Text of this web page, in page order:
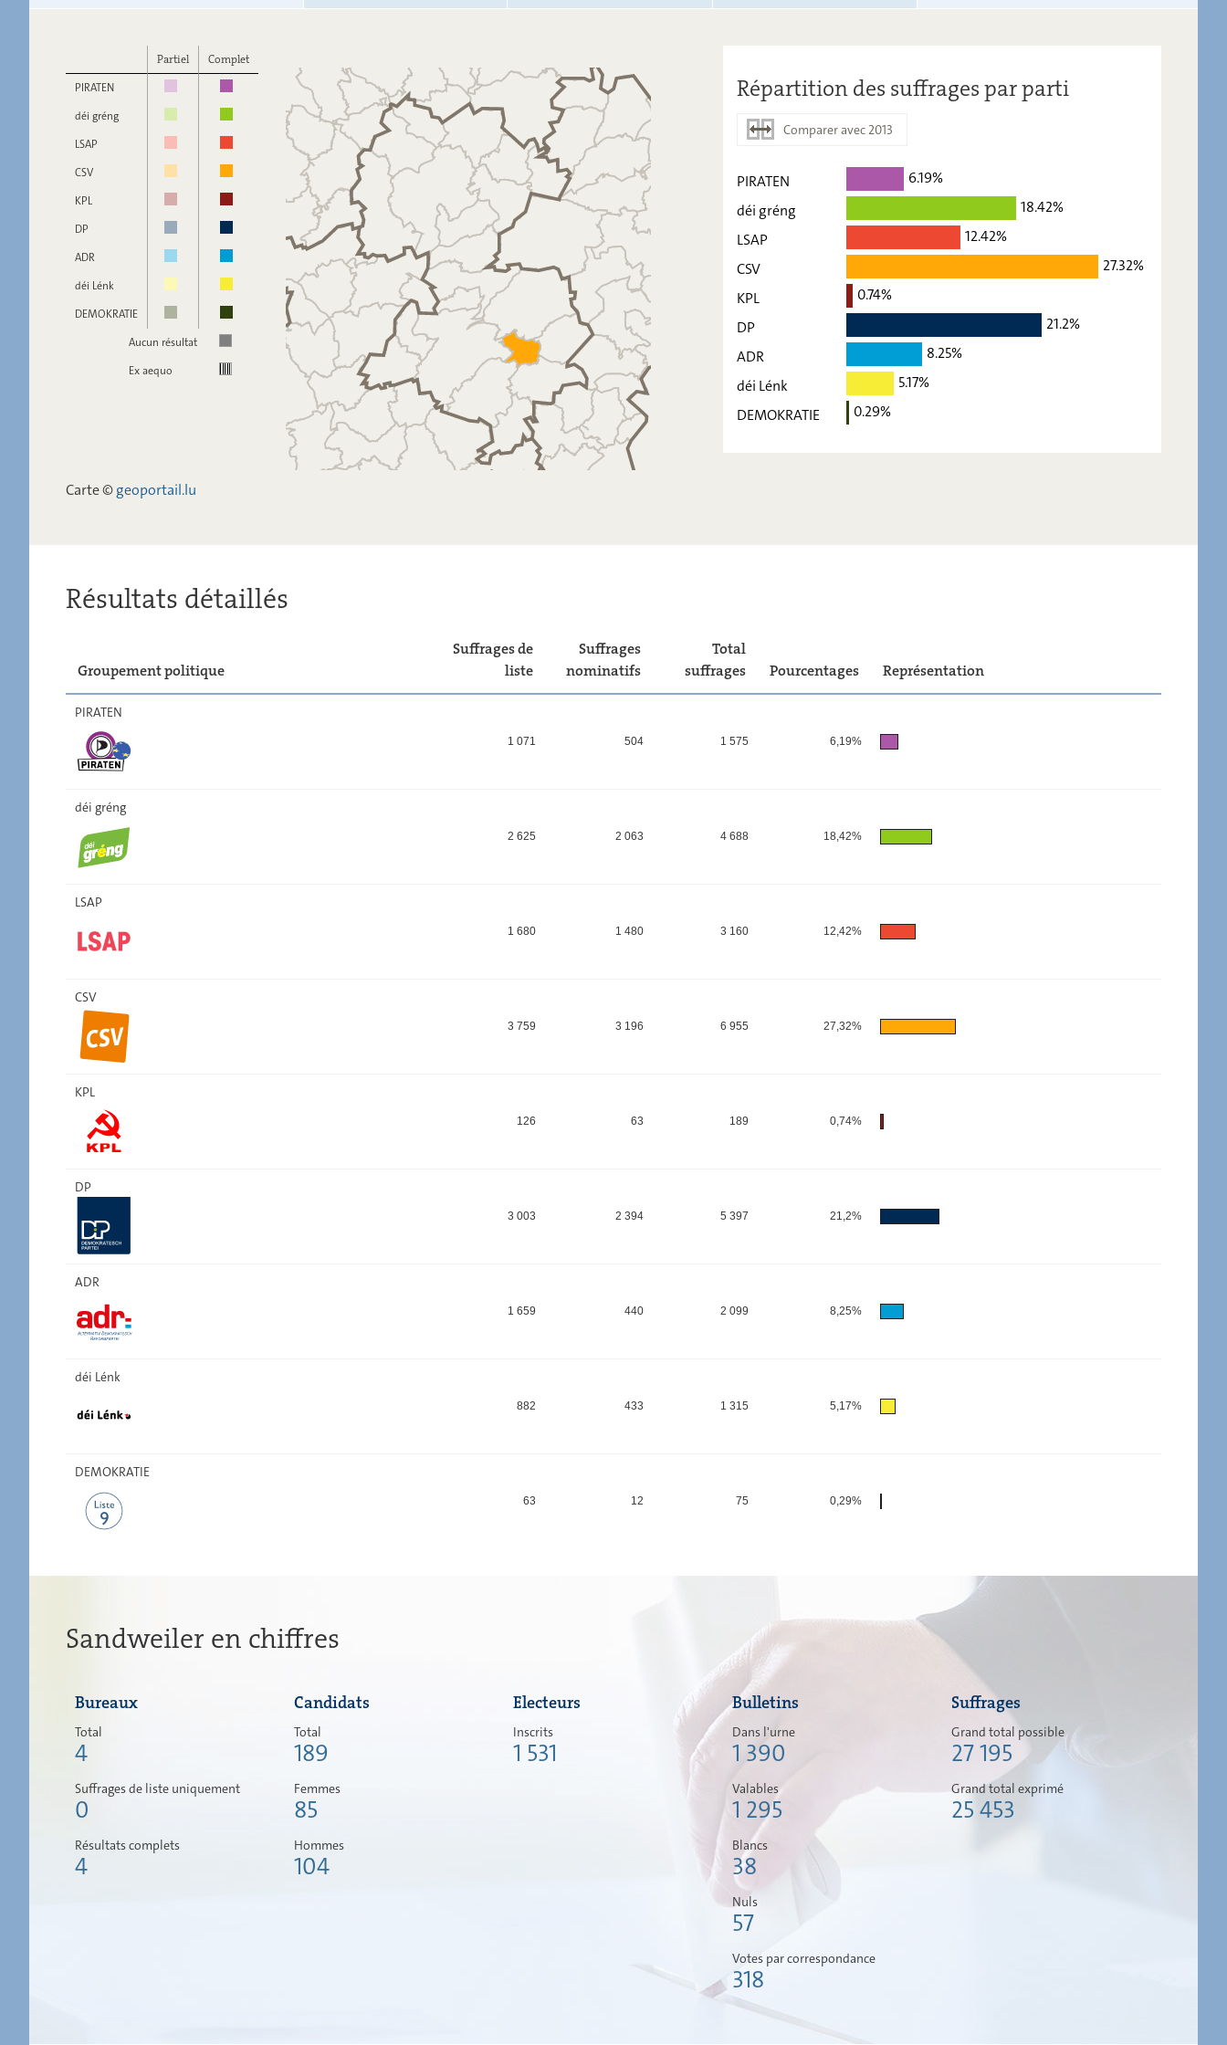
Partiel
Complet
PIRATEN
déi gréng
LSAP
CSV
KPL
DP
ADR
déi Lénk
DEMOKRATIE
Aucun résultat
Ex aequo
Répartition des suffrages par parti
Comparer avec 2013
2013
PIRATEN 6,19 -
18,42 -
12,42
27,32 -
KPL
DP -
ADR 8,25
PIRATEN
déi gréng
LSAP
CSV
KPL
DP
ADR
déi Lénk
DEMOKRATIE
6.19%
18.42%
12.42%
27.32%
0.74%
21.2%
8.25%
5.17%
0.29%
Carte ©geoportail.lu
Résultats détaillés
Groupement politique
Suffrages de
liste
Suffrages
nominatifs
Total
suffrages
Pourcentages Représentation
PIRATEN
1 071 504 1 575 6,19%
déi gréng
2 625 2 063 4 688 18,42%
LSAP
1 680 1 480 3 160 12,42%
CSV
3 759 3 196 6 955 27,32%
KPL
126 63 189 0,74%
DP
3 003 2 394 5 397 21,2%
ADR
1 659 440 2 099 8,25%
déi Lénk
882 433 1 315 5,17%
DEMOKRATIE
63 12 75 0,29%
Sandweiler en chiffres
Bureaux
Total
4
Suffrages de liste uniquement
0
Résultats complets
4
Candidats
Total
189
Femmes
85
Hommes
104
Electeurs
Inscrits
1 531
Bulletins
Dans l'urne
1 390
Valables
1 295
Blancs
38
Nuls
57
Votes par correspondance
318
Suffrages
Grand total possible
27 195
Grand total exprimé
25 453